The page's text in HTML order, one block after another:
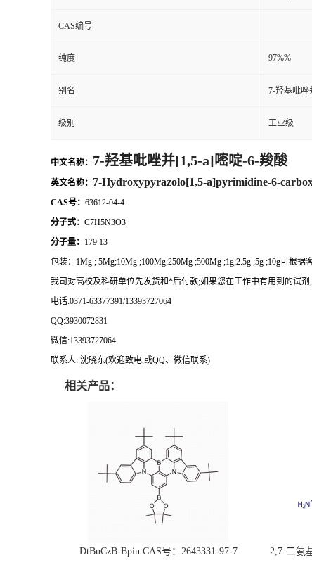
CAS编号
纯度 97%%
别名 7-羟基吡唑
级别 工业级
中文名称： 7-羟基吡唑并[1,5-a]嘧啶-6-羧酸
英文名称： 7-Hydroxypyrazolo[1,5-a]pyrimidine-6-
CAS号： 63612-04-4
分子式： C7H5N3O3
分子量： 179.13
包装： 1Mg ; 5Mg;10Mg ;100Mg;250Mg ;500Mg ;1g;2.5g ;5g ;10g可根据
我司对高校及科研单位先发货和*后付款;如果您在工作中有用到的试剂 ,
电话:0371-63377391/13393727064
QQ:3930072831
微信:13393727064
联系人: 沈晓东(欢迎致电,或QQ、微信联系)
相关产品：
DtBuCzB-Bpin CAS号：2643331-97-7
2,7-二氨